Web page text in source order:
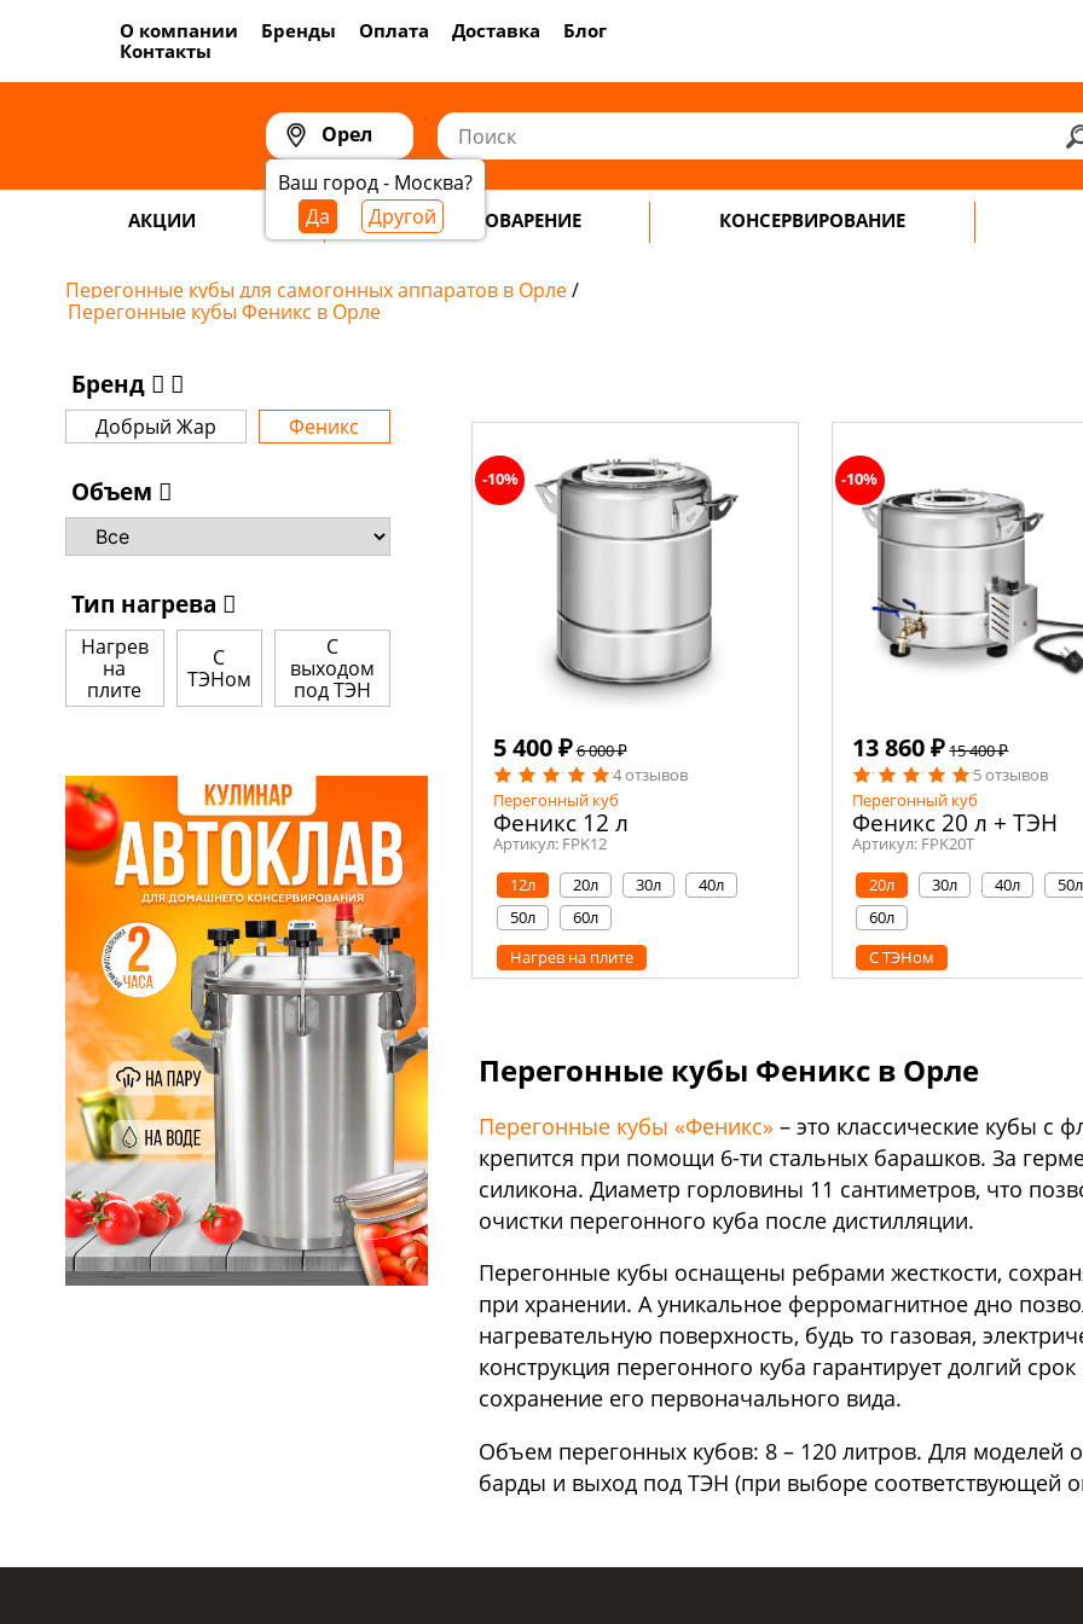
О компании Бренды Оплата Доставка
Блог
Контакты
Ваш город - Москва?
Да
Другой
Орел
АКЦИИ САМОГОНОВАРЕНИЕ КОНСЕРВИРОВАНИЕ
Перегонные кубы для самогонных аппаратов в Орле/
Перегонные кубы Феникс в Орле
Бренд
Добрый Жар Феникс
Объем
Тип нагрева
Нагрев
на
плите
С
ТЭНом
С
выходом
под ТЭН
5 400 ₽6 000 ₽
4 отзывов
Перегонный куб
Феникс 12 л
Артикул: FPK12
-10%
12л 20л 30л
40л
50л
60л
Нагрев на плите
13 860 ₽15 400 ₽
5 отзывов
Перегонный куб
Феникс 20 л + ТЭН
Артикул: FPK20T
-10%
20л 30л 40л
50л
60л
С ТЭНом
Перегонные кубы Феникс в Орле
Перегонные кубы «Феникс» – это классические кубы с
крепится при помощи 6-ти стальных барашков. За
силикона. Диаметр горловины 11 сантиметров, что
очистки перегонного куба после дистилляции.
Перегонные кубы оснащены ребрами жесткости,
при хранении. А уникальное ферромагнитное дно
нагревательную поверхность, будь то газовая,
конструкция перегонного куба гарантирует долгий
сохранение его первоначального вида.
Объем перегонных кубов: 8 – 120 литров. Для моделей
барды и выход под ТЭН (при выборе соответствующей